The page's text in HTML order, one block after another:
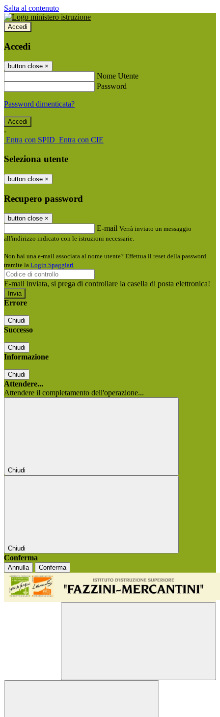
Salta al contenuto
Accedi
Accedi
button close ×
Nome Utente
Password
Password dimenticata?
-
Entra con SPID Entra con CIE
Seleziona utente
button close ×
Recupero password
button close ×
E-mail Verrà inviato un messaggio
all'indirizzo indicato con le istruzioni necessarie.
Non hai una e-mail associata al nome utente? Effettua il reset della password
tramite la Login Spaggiari
E-mail inviata, si prega di controllare la casella di posta elettronica!
Errore
Chiudi
Successo
Chiudi
Informazione
Chiudi
Attendere...
Attendere il completamento dell'operazione...
Chiudi
Chiudi
Conferma
Annulla Conferma